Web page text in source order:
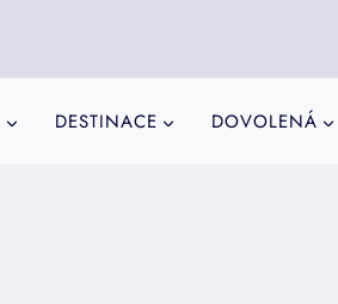
DESTINACE DOVOLENÁ